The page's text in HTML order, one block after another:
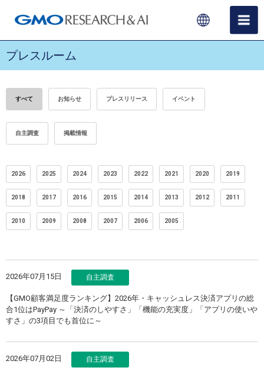
プレスルーム
すべて お知らせ プレスリリース イベント
自主調査 掲載情報
2026 2025 2024 2023 2022 2021 2020 2019
2018 2017 2016 2015 2014 2013 2012 2011
2010 2009 2008 2007 2006 2005
2026年07月15日 自主調査
【GMO顧客満足度ランキング】2026年・キャッシュレス決済アプリの総
合1位はPayPay ～「決済のしやすさ」「機能の充実度」「アプリの使いや
すさ」の3項目でも首位に～
2026年07月02日 自主調査